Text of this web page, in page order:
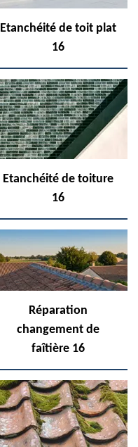
Etanchéité de toit plat
16
Etanchéité de toiture
16
Réparation
changement de
faîtière 16